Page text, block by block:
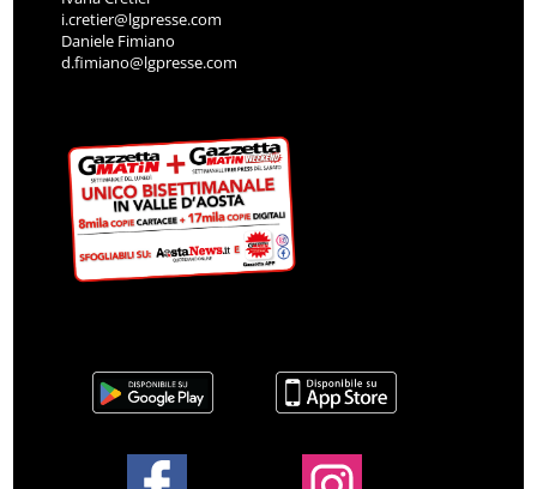
i.cretier@lgpresse.com
Daniele Fimiano
d.fimiano@lgpresse.com